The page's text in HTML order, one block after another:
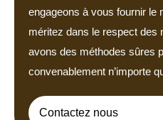
engageons à vous fournir le
méritez dans le respect des
avons des méthodes sûres
convenablement n’importe
Contactez nous